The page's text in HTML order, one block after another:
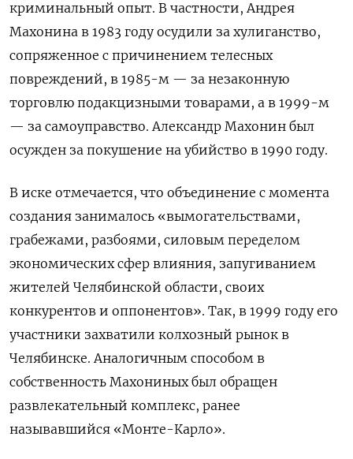
криминальный опыт. В частности, Андрея
Махонина в 1983 году осудили за хулиганство,
сопряженное с причинением телесных
повреждений, в 1985-м — за незаконную
торговлю подакцизными товарами, а в 1999-м
— за самоуправство. Александр Махонин был
осужден за покушение на убийство в 1990 году.
В иске отмечается, что объединение с момента
создания занималось «вымогательствами,
грабежами, разбоями, силовым переделом
экономических сфер влияния, запугиванием
жителей Челябинской области, своих
конкурентов и оппонентов». Так, в 1999 году его
участники захватили колхозный рынок в
Челябинске. Аналогичным способом в
собственность Махониных был обращен
развлекательный комплекс, ранее
называвшийся «Монте-Карло».